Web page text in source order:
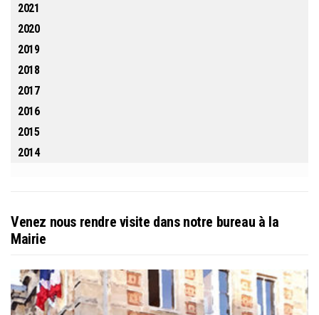
2021
2020
2019
2018
2017
2016
2015
2014
Venez nous rendre visite dans notre bureau à la
Mairie